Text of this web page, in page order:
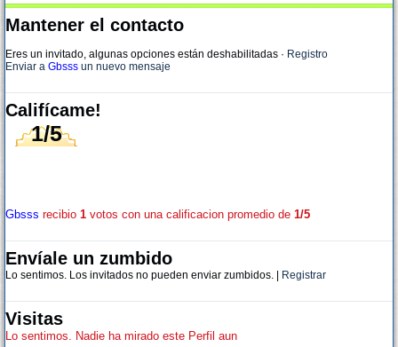
Mantener el contacto
Eres un invitado, algunas opciones están deshabilitadas · Registro
Enviar a Gbsss un nuevo mensaje
Califícame!
1/5
Gbsss recibio 1 votos con una calificacion promedio de 1/5
Envíale un zumbido
Lo sentimos. Los invitados no pueden enviar zumbidos. | Registrar
Visitas
Lo sentimos. Nadie ha mirado este Perfil aun